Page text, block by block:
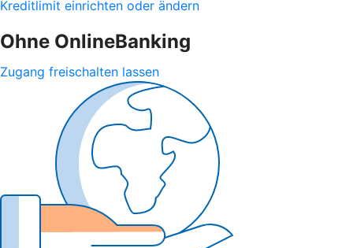
Kreditlimit einrichten oder ändern
Ohne OnlineBanking
Zugang freischalten lassen